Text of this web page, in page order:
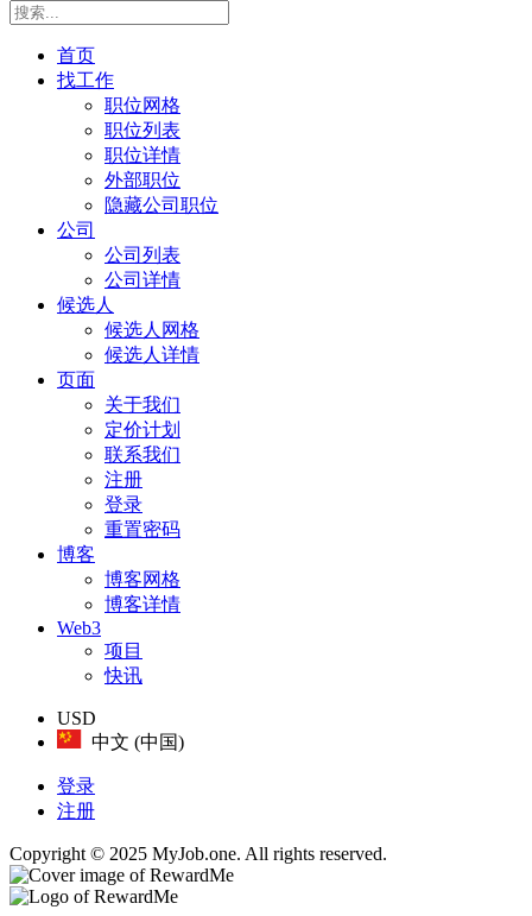
首页
找工作
职位网格
职位列表
职位详情
外部职位
隐藏公司职位
公司
公司列表
公司详情
候选人
候选人网格
候选人详情
页面
关于我们
定价计划
联系我们
注册
登录
重置密码
博客
博客网格
博客详情
Web3
项目
快讯
USD
中文 (中国)
登录
注册
Copyright © 2025 MyJob.one. All rights reserved.